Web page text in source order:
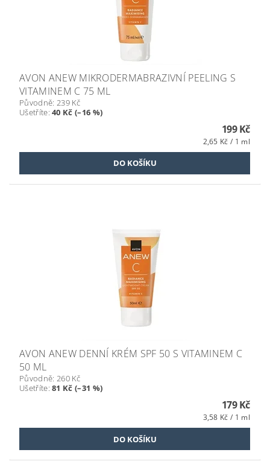
AVON ANEW MIKRODERMABRAZIVNÍ PEELING S
VITAMINEM C 75 ML
Původně: 239 Kč
Ušetříte:40 Kč (–16 %)
199 Kč
2,65 Kč / 1 ml
AVON ANEW DENNÍ KRÉM SPF 50 S VITAMINEM C
50 ML
Původně: 260 Kč
Ušetříte:81 Kč (–31 %)
179 Kč
3,58 Kč / 1 ml